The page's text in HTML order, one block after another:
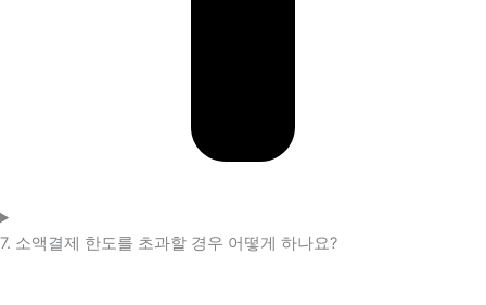
7. 소액결제 한도를 초과할 경우 어떻게 하나요?